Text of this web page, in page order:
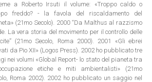
a Roberto Irsuti il volume: «Troppo caldo o
freddo? - la favola del riscaldamento del
(21mo Secolo). 2000 “Da Malthus al razzismo
La vera storia del movimento per il controllo delle
(21mo Secolo, Roma 2000). 2001 «Gli ebrei
da Pio XII» (Logos Press). 2002 ho pubblicato tre
nei volumi «Global Report- lo stato del pianeta tra
etiche e miti ambientalisti» (21mo
Roma 2002). 2002 ho pubblicato un saggio nel